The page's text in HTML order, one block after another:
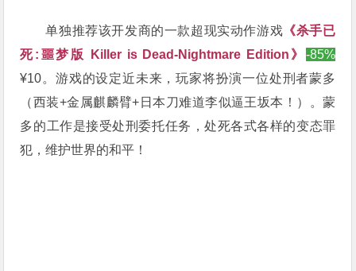
单独推荐该开发商的一款超现实动作游戏 《杀手已
死:噩梦版 Killer is Dead-Nightmare Edition》-85%
¥10。游戏的设定近未来，玩家将扮演一位处刑者蒙多
（西装+金属麒麟臂+日本刀难道李似逼王坂本！）
。蒙
多的工作是接受处刑委托任务，处死各式各样的变态罪
犯，维护世界的和平！